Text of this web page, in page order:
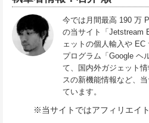
今では月間最高 190 万
の当サイト「Jetstream
ェットの個人輸入や EC
プログラム「Google ヘ
て、国内外ガジェット
スの新機能情報など、
ています。
※当サイトではアフィリエイ